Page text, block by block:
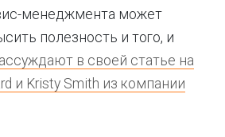
менеджмента может
полезность и того, и
в своей статье на
и Kristy Smith из компании